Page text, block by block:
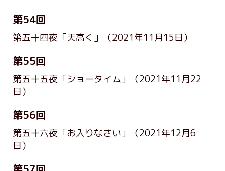
第54回
第五十四夜「天高く」 （2021年11月15日）
第55回
第五十五夜「ショータイム」
（2021年11月22
日）
第56回
第五十六夜「お入りなさい」
（2021年12月6
日）